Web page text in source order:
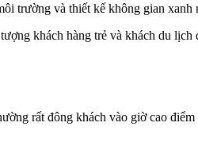
trường và thiết kế không gian xanh
khách hàng trẻ và khách du
rất đông khách vào giờ cao